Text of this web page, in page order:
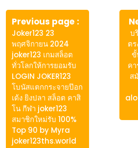
เรื่อง
Previous page
Previous
post:
Joker123 23
พฤศจิกายน 2024
joker123 เกมสล็อต
ทั่วโลกให้การยอมรับ
LOGIN JOKER123
โบนัสแตกกระจายป๊อก
เด้ง ยิงปลา สล็อต คาสิ
โน กีฬา joker123
สมาชิกใหม่รับ 100%
Top 90 by Myra
joker123ths.world
บ
ต
ขั้
ค
ส